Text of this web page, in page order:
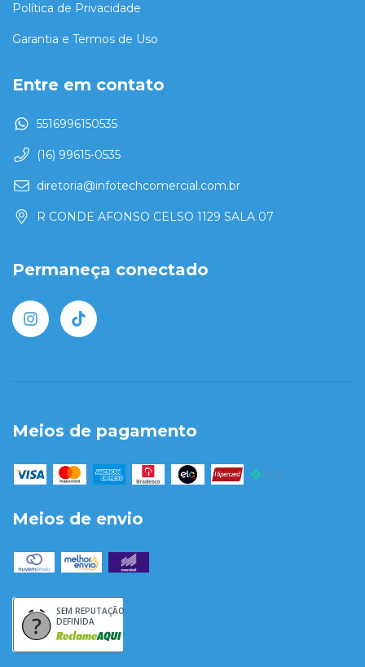
Política de Privacidade
Garantia e Termos de Uso
Entre em contato
5516996150535
(16) 99615-0535
diretoria@infotechcomercial.com.br
R CONDE AFONSO CELSO 1129 SALA 07
Permaneça conectado
Meios de pagamento
Meios de envio
SEM REPUTAÇÃO
DEFINIDA